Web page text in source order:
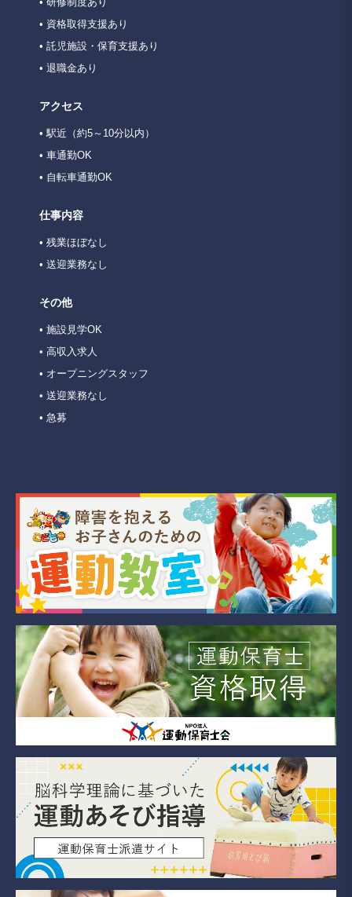
• 資格取得支援あり
• 託児施設・保育支援あり
• 退職金あり
アクセス
• 駅近（約5～10分以内）
• 車通勤OK
• 自転車通勤OK
仕事内容
• 残業ほぼなし
• 送迎業務なし
その他
• 施設見学OK
• 高収入求人
• オープニングスタッフ
• 送迎業務なし
• 急募